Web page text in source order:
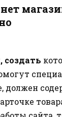
создать
должен